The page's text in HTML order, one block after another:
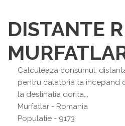
DISTANTE
Calculeaza consumul,
pentru calatoria ta incepand
la destinatia dorita...
Murfatlar - Romania
Populatie - 9173